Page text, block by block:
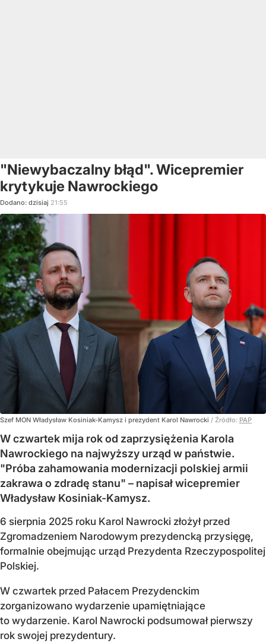
"Niewybaczalny błąd". Wicepremier
krytykuje Nawrockiego
Dodano: dzisiaj 21:55
Szef MON Władysław Kosiniak-Kamysz i prezydent Karol Nawrocki / Źródło: PAP
W czwartek mija rok od zaprzysiężenia Karola
Nawrockiego na najwyższy urząd w państwie.
"Próba zahamowania modernizacji polskiej armii
zakrawa o zdradę stanu" – napisał wicepremier
Władysław Kosiniak-Kamysz.
6 sierpnia 2025 roku Karol Nawrocki złożył przed
Zgromadzeniem Narodowym prezydencką przysięgę,
formalnie obejmując urząd Prezydenta Rzeczypospolitej
Polskiej.
W czwartek przed Pałacem Prezydenckim
zorganizowano wydarzenie upamiętniające
to wydarzenie. Karol Nawrocki podsumował pierwszy
rok swojej prezydentury.